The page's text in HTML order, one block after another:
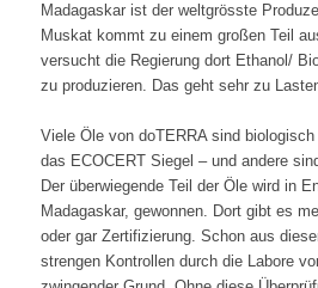
Madagaskar ist der weltgrösste
Muskat kommt zu einem großen Teil
versucht die Regierung dort Ethanol/
zu produzieren. Das geht sehr zu
Viele Öle von doTERRA sind
das ECOCERT Siegel – und andere
Der überwiegende Teil der Öle wird in
Madagaskar, gewonnen. Dort gibt es
oder gar Zertifizierung. Schon aus
strengen Kontrollen durch die Labore